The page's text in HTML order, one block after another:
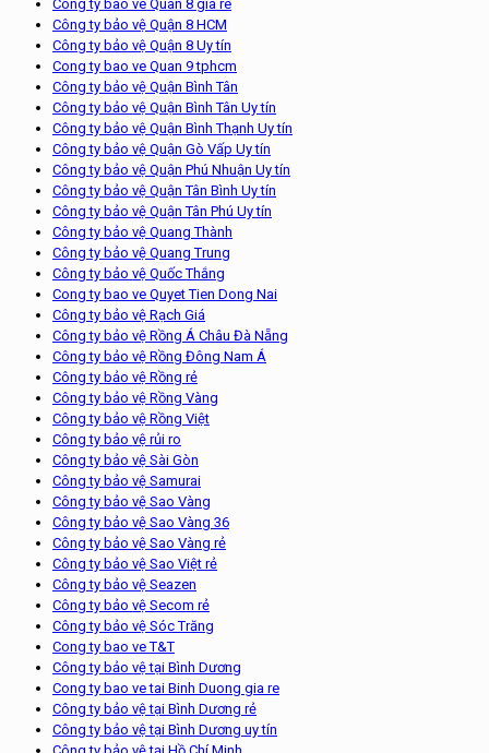
Cong ty bao ve Quan 8 gia re
Công ty bảo vệ Quận 8 HCM
Công ty bảo vệ Quận 8 Uy tín
Cong ty bao ve Quan 9 tphcm
Công ty bảo vệ Quận Bình Tân
Công ty bảo vệ Quận Bình Tân Uy tín
Công ty bảo vệ Quận Bình Thạnh Uy tín
Công ty bảo vệ Quận Gò Vấp Uy tín
Công ty bảo vệ Quận Phú Nhuận Uy tín
Công ty bảo vệ Quận Tân Bình Uy tín
Công ty bảo vệ Quận Tân Phú Uy tín
Công ty bảo vệ Quang Thành
Công ty bảo vệ Quang Trung
Công ty bảo vệ Quốc Thắng
Cong ty bao ve Quyet Tien Dong Nai
Công ty bảo vệ Rạch Giá
Công ty bảo vệ Rồng Á Châu Đà Nẵng
Công ty bảo vệ Rồng Đông Nam Á
Công ty bảo vệ Rồng rẻ
Công ty bảo vệ Rồng Vàng
Công ty bảo vệ Rồng Việt
Công ty bảo vệ rủi ro
Công ty bảo vệ Sài Gòn
Công ty bảo vệ Samurai
Công ty bảo vệ Sao Vàng
Công ty bảo vệ Sao Vàng 36
Công ty bảo vệ Sao Vàng rẻ
Công ty bảo vệ Sao Việt rẻ
Công ty bảo vệ Seazen
Công ty bảo vệ Secom rẻ
Công ty bảo vệ Sóc Trăng
Cong ty bao ve T&T
Công ty bảo vệ tại Bình Dương
Cong ty bao ve tai Binh Duong gia re
Công ty bảo vệ tại Bình Dương rẻ
Công ty bảo vệ tại Bình Dương uy tín